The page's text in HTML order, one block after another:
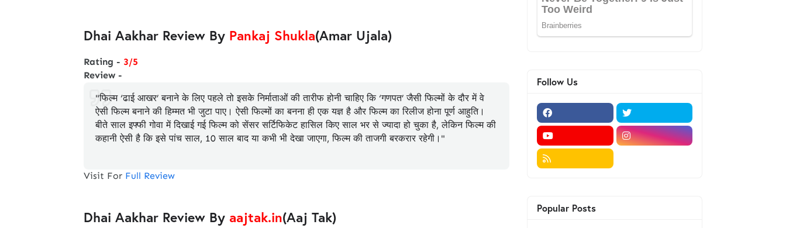
Dhai Aakhar Review By Pankaj Shukla(Amar Ujala)
Rating - 3/5
Review -
"फिल्म ‘ढाई आखर’ बनाने के लिए पहले तो इसके निर्माताओं की तारीफ होनी चाहिए कि ‘गणपत’ जैसी फिल्मों के दौर में वे
ऐसी फिल्म बनाने की हिम्मत भी जुटा पाए। ऐसी फिल्मों का बनना ही एक यज्ञ है और फिल्म का रिलीज होना पूर्ण आहुति।
बीते साल इफ्फी गोवा में दिखाई गई फिल्म को सेंसर सर्टिफिकेट हासिल किए साल भर से ज्यादा हो चुका है, लेकिन फिल्म की
कहानी ऐसी है कि इसे पांच साल, 10 साल बाद या कभी भी देखा जाएगा, फिल्म की ताजगी बरकरार रहेगी।"
Visit For Full Review
Dhai Aakhar Review By aajtak.in(Aaj Tak)
Follow Us
Popular Posts